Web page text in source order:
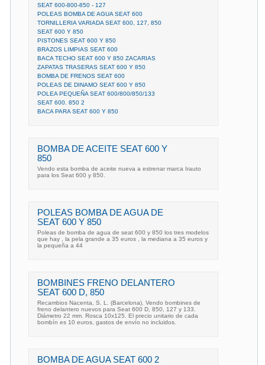
SEAT 600-800-850 - 127
POLEAS BOMBA DE AGUA SEAT 600
TORNILLERIA VARIADA SEAT 600, 127, 850
SEAT 600 Y 850
PISTONES SEAT 600 Y 850
BRAZOS LIMPIAS SEAT 600
BACA TECHO SEAT 600 Y 850 ZACARIAS
ZAPATAS TRASERAS SEAT 600 Y 850
BOMBA DE FRENOS SEAT 600
POLEAS DE DINAMO SEAT 600 Y 850
POLEA PEQUEÑA SEAT 600/800/850/133
SEAT 600. 850 2
BACA PARA SEAT 600 Y 850
BOMBA DE ACEITE SEAT 600 Y
850
Vendo esta bomba de aceite nueva a estrenar marca Irauto
para los Seat 600 y 850.
POLEAS BOMBA DE AGUA DE
SEAT 600 Y 850
Poleas de bomba de agua de seat 600 y 850 los tres modelos
que hay , la pela grande a 35 euros , la mediana a 35 euros y
la pequeña a 44
BOMBINES FRENO DELANTERO
SEAT 600 D, 850
Recambios Nacenta, S. L. (Barcelona). Vendo bombines de
freno delantero nuevos para Seat 600 D, 850, 127 y 133.
Diámetro 22 mm. Rosca 10x125. El precio unitario de cada
bombín es 10 euros, gastos de envío no incluidos.
BOMBA DE AGUA SEAT 600 2